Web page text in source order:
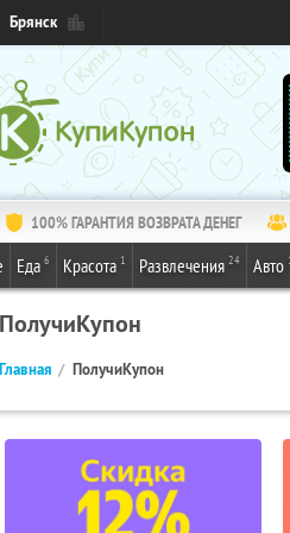
Брянск
100% ГАРАНТИЯ ВОЗВРАТА ДЕНЕГ
Еда 6 Красота 1 Развлечения 24 Авто
ПолучиКупон
Главная ПолучиКупон